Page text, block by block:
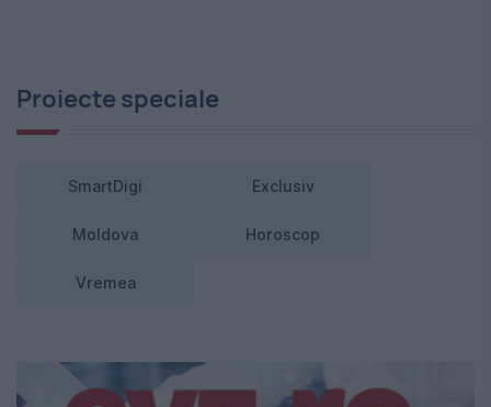
Proiecte speciale
SmartDigi Exclusiv
Moldova Horoscop
Vremea